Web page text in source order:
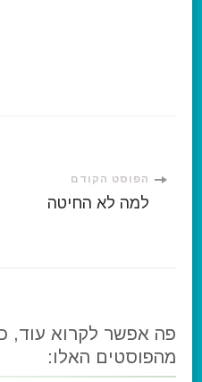
ניווט
הפוסט הקודם
למה לא החיטה
פה אפשר לקרוא עוד,
מהפוסטים האלו: